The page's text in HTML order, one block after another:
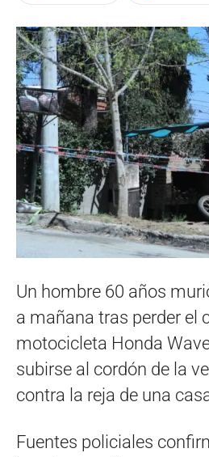
Un hombre 60 años
a mañana tras perder el
motocicleta Honda
subirse al cordón de la
contra la reja de una
Fuentes policiales